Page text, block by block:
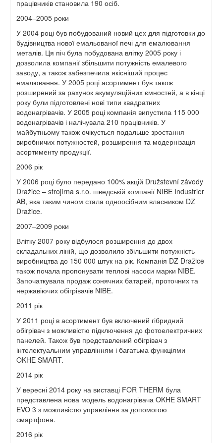
працівників становила 190 осіб.
2004–2005 роки
У 2004 році був побудований новий цех для підготовки до
будівництва нової емальованої печі для емалювання
металів. Ця піч була побудована влітку 2005 року і
дозволила компанії збільшити потужність емалевого
заводу, а також забезпечила якісніший процес
емалювання. У 2005 році асортимент був також
розширений за рахунок акумуляційних ємностей, а в кінці
року були підготовлені нові типи квадратних
водонагрівачів. У 2005 році компанія випустила 115 000
водонагрівачів і налічувала 210 працівників. У
майбутньому також очікується подальше зростання
виробничих потужностей, розширення та модернізація
асортименту продукції.
2006 рік
У 2006 році було передано 100% акцій Družstevní závody
Dražice – strojírna s.r.o. шведській компанії NIBE Industrier
AB, яка таким чином стала одноосібним власником DZ
Dražice.
2007–2009 роки
Влітку 2007 року відбулося розширення до двох
складальних ліній, що дозволило збільшити потужність
виробництва до 150 000 штук на рік. Компанія DZ Dražice
також почала пропонувати теплові насоси марки NIBE.
Започаткувала продаж сонячних батарей, проточних та
нержавіючих обігрівачів NIBE.
2011 рік
У 2011 році в асортимент був включений гібридний
обігрівач з можливістю підключення до фотоелектричних
панелей. Також був представлений обігрівач з
інтелектуальним управлінням і багатьма функціями
OKHE SMART.
2014 рік
У вересні 2014 року на виставці FOR THERM була
представлена нова модель водонагрівача OKHE SMART
EVO 3 з можливістю управління за допомогою
смартфона.
2016 рік